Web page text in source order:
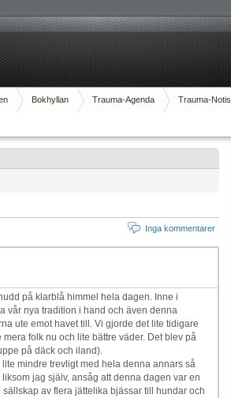
Bokhyllan Trauma-Agenda Trauma-Notis
Inga kommentarer
på klarblå himmel hela dagen. Inne i
vår nya tradition i hand och även denna
ute emot havet till. Vi gjorde det lite tidigare
folk nu och lite bättre väder. Det blev på
på däck och iland).
mindre trevligt med hela denna annars så
jag själv, ansåg att denna dagen var en
av flera jättelika bjässar till hundar och